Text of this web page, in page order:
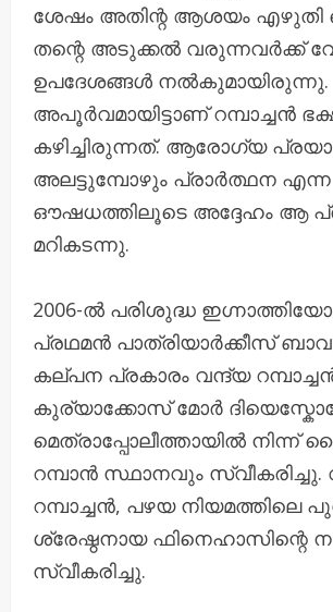
ശേഷം അതിന്റ ആശയം എഴുതി
തന്റെ അടുക്കൽ വരുന്നവർക്ക്
ഉപദേശങ്ങൾ നൽകുമായിരുന്നു.
അപൂർവമായിട്ടാണ് റമ്പാച്ചൻ
കഴിച്ചിരുന്നത്. ആരോഗ്യ
അലട്ടുമ്പോഴും പ്രാർത്ഥന എന്ന
ഔഷധത്തിലൂടെ അദ്ദേഹം ആ
മറികടന്നു.
2006-ൽ പരിശുദ്ധ
പ്രഥമൻ പാത്രിയാർക്കീസ്
കല്പന പ്രകാരം വന്ദ്യ
കുര്യാക്കോസ് മോർ
മെത്രാപ്പോലീത്തായിൽ നിന്ന്
റമ്പാൻ സ്ഥാനവും സ്വീകരിച്ചു.
റമ്പാച്ചൻ, പഴയ നിയമത്തിലെ
ശ്രേഷ്ഠനായ ഫിനെഹാസിന്റെ
സ്വീകരിച്ചു.